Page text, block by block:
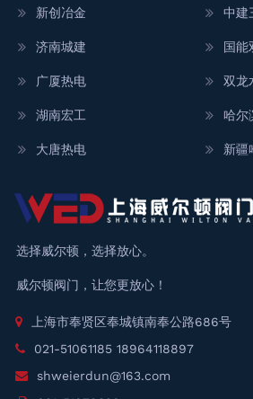
新创冶金
济南城建
广厦热电
湖南宏工
大唐热电
中建
国能
双龙
哈尔
新疆
选择威尔顿，选择放心。
威尔顿阀门，让您更放心！
上海市奉贤区奉城镇南奉公路686号
021-51061185 18964118897
shweierdun@163.com